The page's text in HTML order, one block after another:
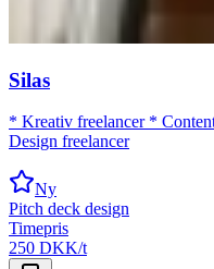
Silas
* Kreativ freelancer *
Design freelancer
Ny
Pitch deck design
Timepris
250 DKK/t